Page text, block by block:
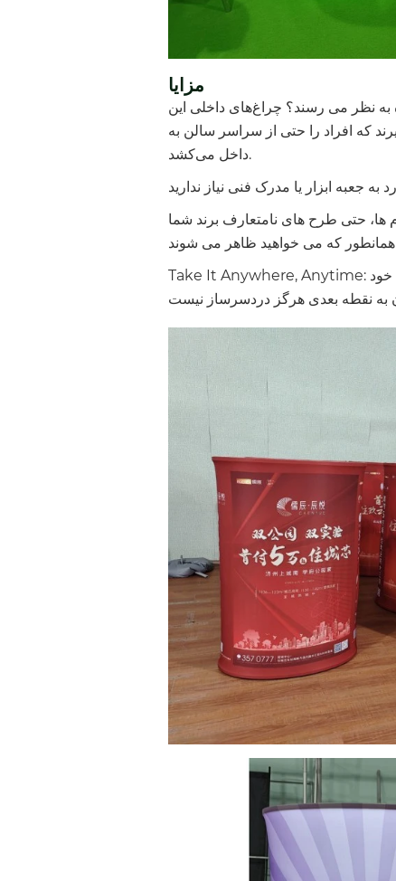
مزایا
به نظر می رسند؟ چراغ‌های داخلی این
افراد را حتی از سراسر سالن به
داخل می‌کشد.
ها، حتی طرح های نامتعارف برند شما
Take It Anywhere, Anytime: هنگامی که رویداد به پایان می رسد، این شمارنده در یک جعبه جمع و جور جمع می شود. آن را در ماشین خود